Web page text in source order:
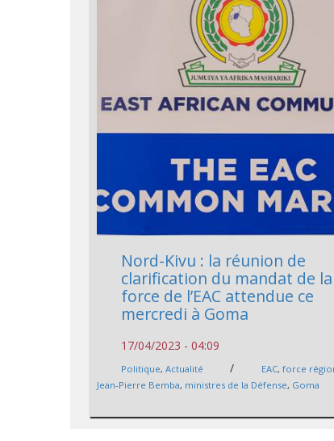
Nord-Kivu : la réunion de
clarification du mandat de la
force de l’EAC attendue ce
mercredi à Goma
17/04/2023 - 04:09
Politique,Actualité / EAC,force
Jean-Pierre Bemba, ministres de la Défense, Goma